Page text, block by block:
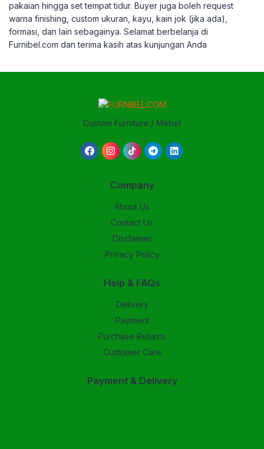
pakaian hingga set tempat tidur. Buyer juga boleh request
warna finishing, custom ukuran, kayu, kain jok (jika ada),
formasi, dan lain sebagainya. Selamat berbelanja di
Furnibel.com dan terima kasih atas kunjungan Anda
Custom Furniture / Mebel
Company
About Us
Contact Us
Disclaimer
Privacy Policy
Help & FAQs
Delivery
Payment
Purchase Returns
Customer Care
Payment & Delivery